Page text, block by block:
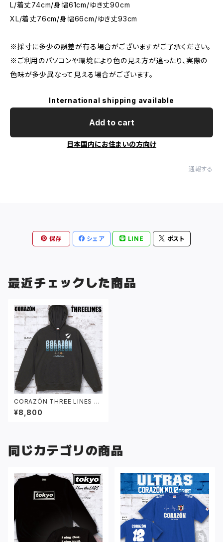
L/着丈74cm/身幅61cm/ゆき丈90cm
XL/着丈76cm/身幅66cm/ゆき丈93cm
※採寸に多少の誤差が有る場合がございますがご了承ください。
※ご利用のパソコンや環境により色の見え方が違ったり、実際の
色味が多少異なって見える場合がございます。
International shipping available
Add to cart
日本国内にお住まいの方向け
通報する
保存 シェア LINE ポスト
最近チェックした商品
CORAZÓN THREE LINES パ
ーカー ブラック
¥8,800
同じカテゴリの商品